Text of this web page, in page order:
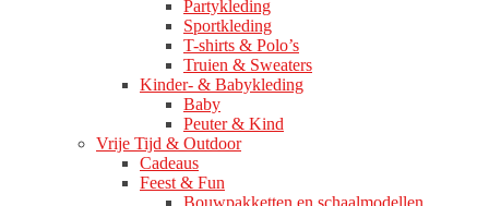
Partykleding
Sportkleding
T-shirts & Polo’s
Truien & Sweaters
Kinder- & Babykleding
Baby
Peuter & Kind
Vrije Tijd & Outdoor
Cadeaus
Feest & Fun
Bouwpakketten en schaalmodellen